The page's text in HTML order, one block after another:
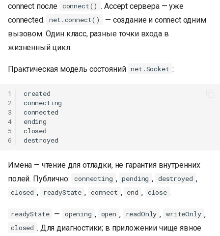
connect после connect() . Accept сервера — уже
connected. net.connect()
— создание и connect одним
вызовом. Один класс, разные точки входа в
жизненный цикл.
Практическая модель состояний net.Socket :
1
2
3
4
5
6
created
connecting
connected
ending
closed
Имена — чтение для отладки, не гарантия внутренних
полей. Публично: connecting , pending , destroyed ,
closed , readyState , connect , end , close .
readyState — opening , open , readOnly , writeOnly ,
closed . Для диагностики; в приложении чище явное